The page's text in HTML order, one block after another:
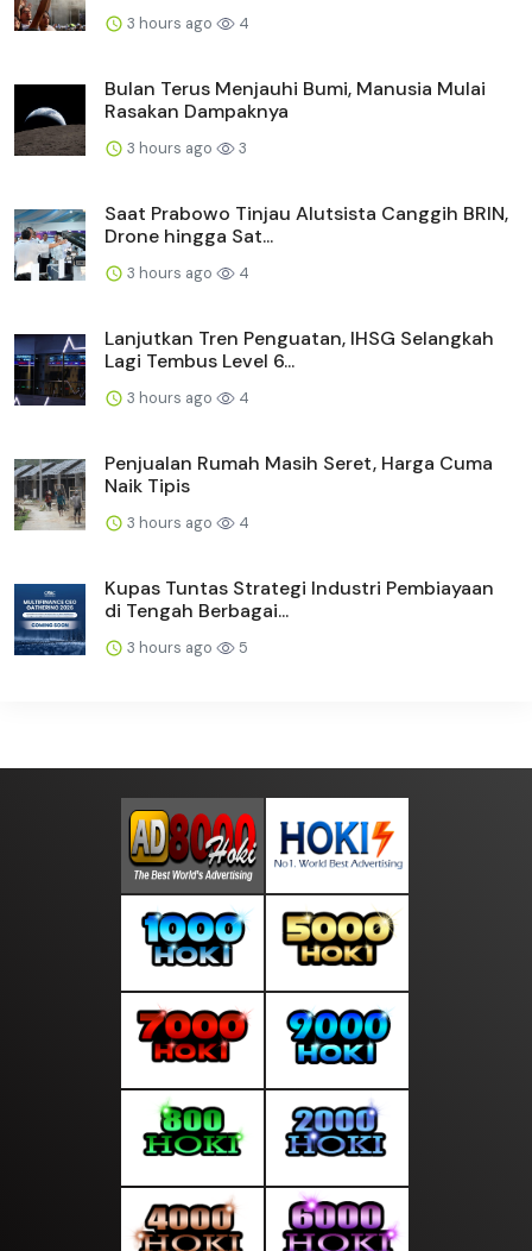
3 hours ago 4
Bulan Terus Menjauhi Bumi, Manusia Mulai
Rasakan Dampaknya
3 hours ago 3
Saat Prabowo Tinjau Alutsista Canggih BRIN,
Drone hingga Sat...
3 hours ago 4
Lanjutkan Tren Penguatan, IHSG Selangkah
Lagi Tembus Level 6...
3 hours ago 4
Penjualan Rumah Masih Seret, Harga Cuma
Naik Tipis
3 hours ago 4
Kupas Tuntas Strategi Industri Pembiayaan
di Tengah Berbagai...
3 hours ago 5